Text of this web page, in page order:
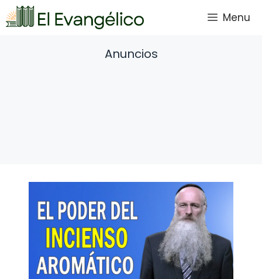
Saltar
al
Menu
Anuncios